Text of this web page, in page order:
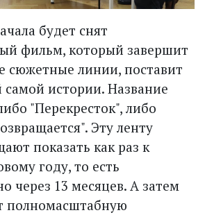
будет снят
фильм, который завершит
сюжетные линии, поставит
самой истории. Название
"Перекресток", либо
Эту ленту
показать как раз к
году, то есть
через 13 месяцев. А затем
полномасштабную